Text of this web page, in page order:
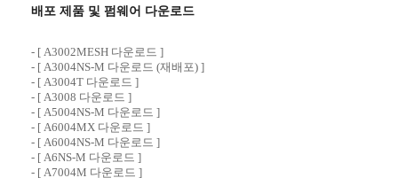
배포 제품 및 펌웨어 다운로드
- [ A3002MESH 다운로드 ]
- [ A3004NS-M 다운로드 (재배포) ]
- [ A3004T 다운로드 ]
- [ A3008 다운로드 ]
- [ A5004NS-M 다운로드 ]
- [ A6004MX 다운로드 ]
- [ A6004NS-M 다운로드 ]
- [ A6NS-M 다운로드 ]
- [ A7004M 다운로드 ]